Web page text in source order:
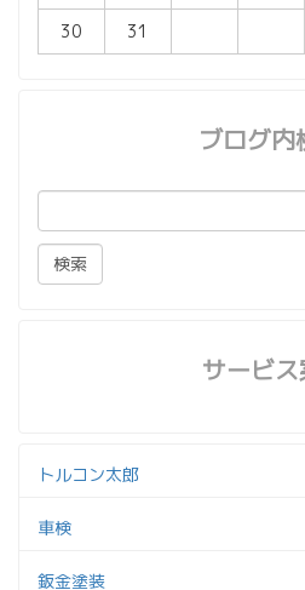
30
31
ブログ内
サービ
トルコン太郎
車検
鈑金塗装